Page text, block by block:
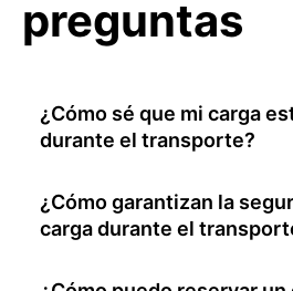
preguntas
¿Cómo sé que mi carga
durante el transporte?
¿Cómo garantizan la
carga durante el